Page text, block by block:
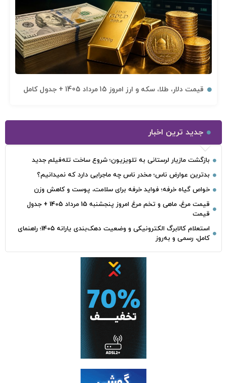
قیمت دلار، طلا، سکه و ارز امروز 15 مرداد 1405 + جدول کامل
جدید ترین اخبار
بازگشت مازیار لرستانی به تلویزیون؛ شروع ساخت تله‌فیلم جدید
بدترین عوارض ناس؛ مخدر ناس چه ماجرایی دارد که نمیدانیم؟
خواص گیاه خرفه؛ فواید خرفه برای سلامت، پوست و کاهش وزن
قیمت مرغ، ماهی و تخم مرغ امروز پنجشنبه 15 مرداد 1405 + جدول
قیمت
استعلام کالابرگ الکترونیکی و وضعیت دهک‌بندی یارانه 1405؛ راهنمای
کامل، رسمی و به‌روز